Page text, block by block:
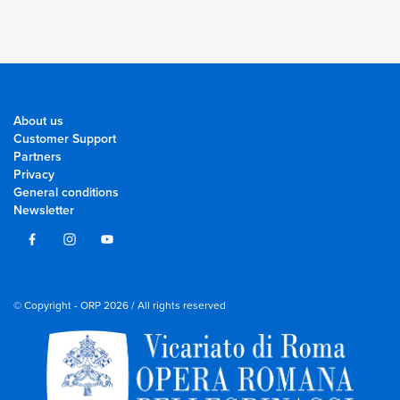
About us
Customer Support
Partners
Privacy
General conditions
Newsletter
© Copyright - ORP 2026 / All rights reserved